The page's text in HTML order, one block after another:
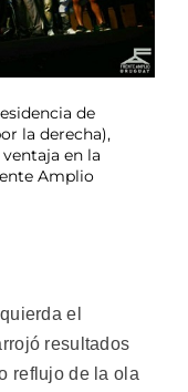
de
la derecha),
en la
Amplio
el
resultados
reflujo de la ola